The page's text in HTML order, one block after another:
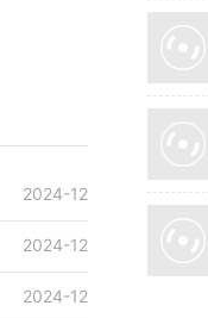
2024-12
2024-12
2024-12